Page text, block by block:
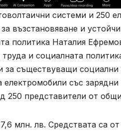
системи и 250
възстановяване и
политика Наталия
и социалната
за съществуващи социални
със
250 представители от
млн. лв. Средствата са